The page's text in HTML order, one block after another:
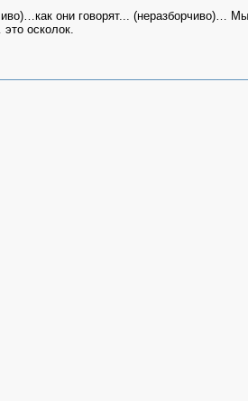
они говорят... (неразборчиво)…
осколок.